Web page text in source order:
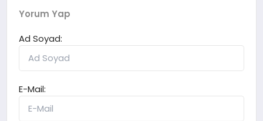
Yorum Yap
Ad Soyad:
E-Mail: